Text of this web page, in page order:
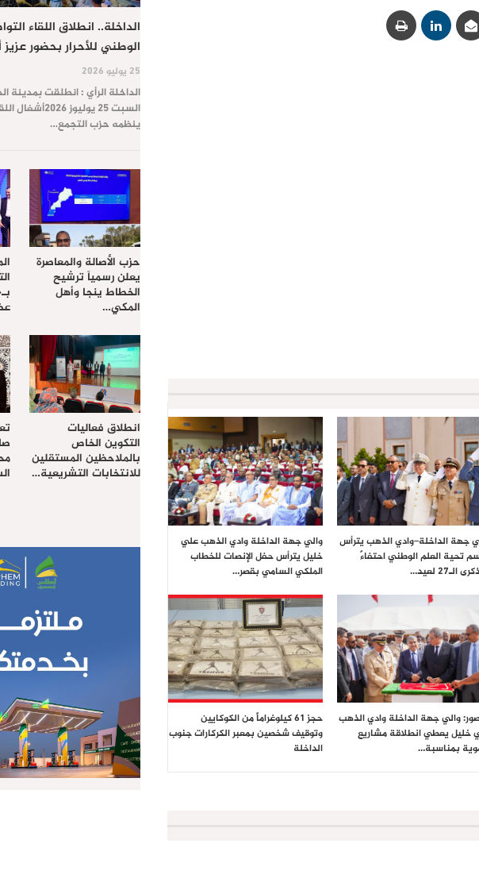
جهة الداخلة–وادي الذهب يترأس
تحية العلم الوطني احتفاءً
الـ27 لعيد…
والي جهة الداخلة وادي الذهب علي
خليل يترأس حفل الإنصات للخطاب
الملكي السامي بقصر…
والي جهة الداخلة وادي الذهب
خليل يعطي انطلاقة مشاريع
بمناسبة…
حجز 61 كيلوغراماً من الكوكايين
وتوقيف شخصين بمعبر الكركارات جنوب
الداخلة
الداخلة.. انطلاق اللقاء
الوطني للأحرار بحضور
25 يوليو 2026
الداخلة الرأي : انطلقت بمدينة
السبت 25 يوليوز
ينظمه حزب التجمع…
حزب الأصالة والمعاصرة
يعلن رسمياً ترشيح
الخطاط ينجا وأهل
المكي…
انطلاق فعاليات
التكوين الخاص
بالملاحظين المستقلين
للانتخابات التشريعية…